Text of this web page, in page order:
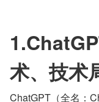
术、技术
ChatGPT（全名：